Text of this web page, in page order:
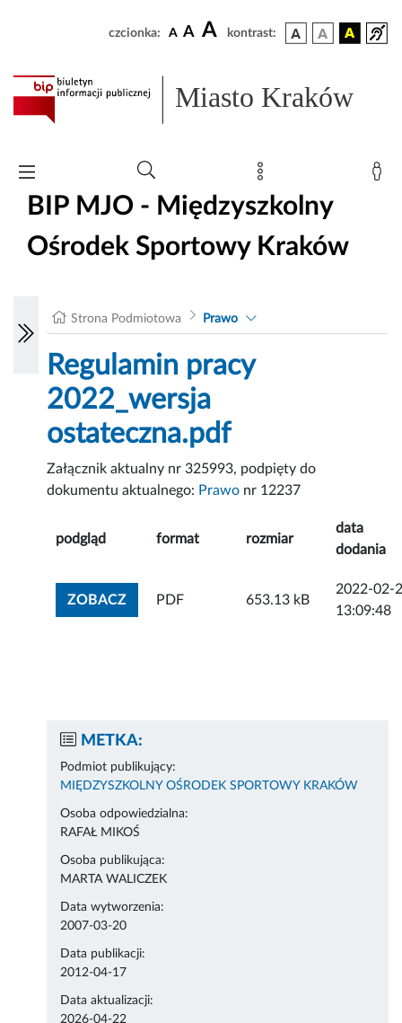
czcionka: A A A kontrast:
Miasto Kraków
BIP MJO - Międzyszkolny
Ośrodek Sportowy Kraków
Strona Podmiotowa Prawo
Regulamin pracy
2022_wersja
ostateczna.pdf
Załącznik aktualny nr 325993, podpięty do
dokumentu aktualnego: Prawo nr 12237
podgląd format rozmiar
data
dodania
ZOBACZZOBACZ ZAŁĄCZNIK
PDF 653.13 kB
2022-02-
13:09:48
METKA:
Podmiot publikujący:
MIĘDZYSZKOLNY OŚRODEK SPORTOWY KRAKÓW
Osoba odpowiedzialna:
RAFAŁ MIKOŚ
Osoba publikująca:
MARTA WALICZEK
Data wytworzenia:
2007-03-20
Data publikacji:
2012-04-17
Data aktualizacji:
2026-04-22